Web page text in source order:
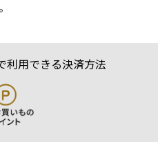
利用できる決済方法